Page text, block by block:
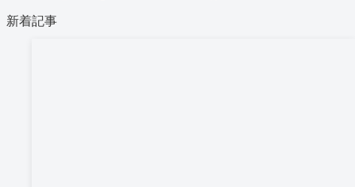
新着記事